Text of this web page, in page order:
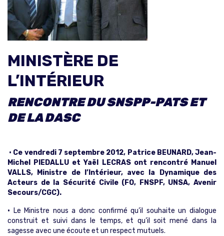
MINISTÈRE DE
L’INTÉRIEUR
RENCONTRE DU SNSPP-PATS ET
DE LA DASC
• Ce vendredi 7 septembre 2012, Patrice BEUNARD, Jean-
Michel PIEDALLU et Yaël LECRAS ont rencontré Manuel
VALLS, Ministre de l’Intérieur, avec la Dynamique des
Acteurs de la Sécurité Civile (FO, FNSPF, UNSA, Avenir
Secours/CGC).
• Le Ministre nous a donc confirmé qu’il souhaite un dialogue
construit et suivi dans le temps, et qu’il soit mené dans la
sagesse avec une écoute et un respect mutuels.